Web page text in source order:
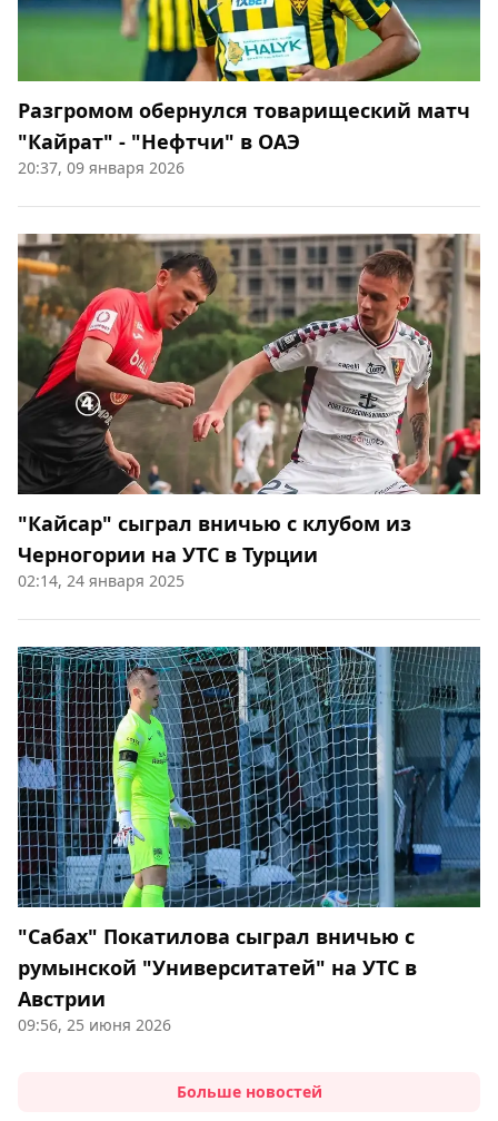
Разгромом обернулся товарищеский матч
"Кайрат" - "Нефтчи" в ОАЭ
20:37, 09 января 2026
"Кайсар" сыграл вничью с клубом из
Черногории на УТС в Турции
02:14, 24 января 2025
"Сабах" Покатилова сыграл вничью с
румынской "Университатей" на УТС в
Австрии
09:56, 25 июня 2026
Больше новостей